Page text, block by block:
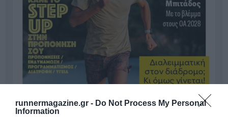
runnermagazine.gr - Do Not Process My Personal
Information